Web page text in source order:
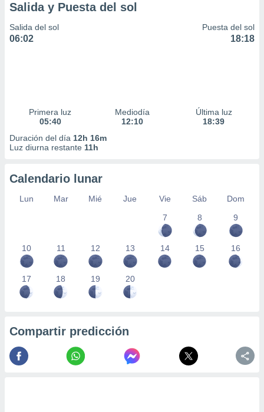
Salida y Puesta del sol
Salida del sol
06:02
Puesta del sol
18:18
Primera luz
05:40
Mediodía
12:10
Última luz
18:39
Duración del día 12h 16m
Luz diurna restante 11h
Calendario lunar
Lun Mar Mié Jue Vie Sáb
Dom
7
8 9
10 11 12 13 14 15 16
17 18 19 20
Compartir predicción